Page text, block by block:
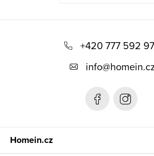
+420 777 592
info@
Homein.cz